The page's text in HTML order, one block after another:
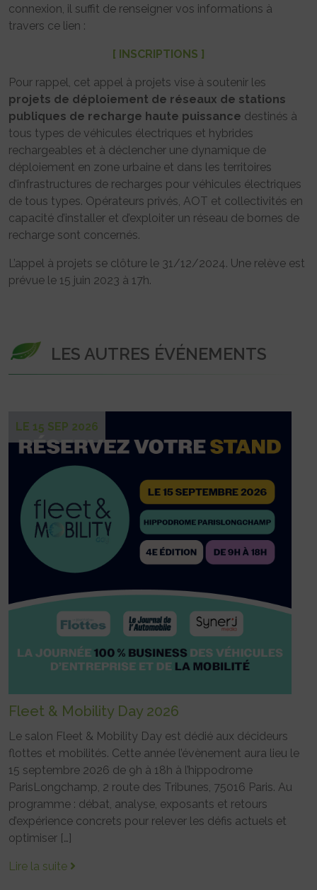
connexion, il suffit de renseigner vos informations à
travers ce lien :
[ INSCRIPTIONS ]
Pour rappel, cet appel à projets vise à soutenir les
projets de déploiement de réseaux de stations
publiques de recharge haute puissance destinés à
tous types de véhicules électriques et hybrides
rechargeables et à déclencher une dynamique de
déploiement en zone urbaine et dans les territoires
d’infrastructures de recharges pour véhicules électriques
de tous types. Opérateurs privés, AOT et collectivités en
capacité d’installer et d’exploiter un réseau de bornes de
recharge sont concernés.
L’appel à projets se clôture le 31/12/2024. Une relève est
prévue le 15 juin 2023 à 17h.
LES AUTRES ÉVÉNEMENTS
LE 15 SEP 2026
Fleet & Mobility Day 2026
Le salon Fleet & Mobility Day est dédié aux décideurs
flottes et mobilités. Cette année l’évènement aura lieu le
15 septembre 2026 de 9h à 18h à l’hippodrome
ParisLongchamp, 2 route des Tribunes, 75016 Paris. Au
programme : débat, analyse, exposants et retours
d’expérience concrets pour relever les défis actuels et
optimiser […]
Lire la suite